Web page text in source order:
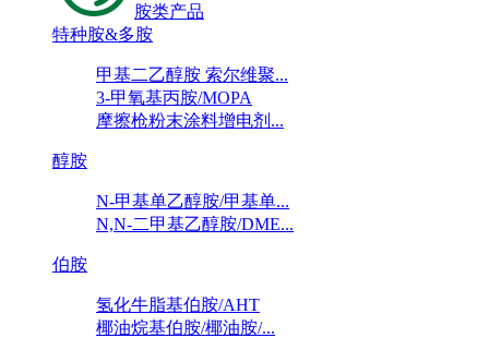
胺类产品
特种胺&多胺
甲基二乙醇胺 索尔维聚...
3-甲氧基丙胺/MOPA
摩擦枪粉末涂料增电剂...
醇胺
N-甲基单乙醇胺/甲基单...
N,N-二甲基乙醇胺/DME...
伯胺
氢化牛脂基伯胺/AHT
椰油烷基伯胺/椰油胺/...